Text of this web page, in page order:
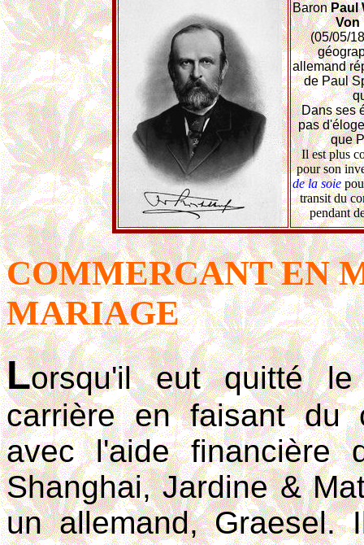
BaronPaul
Von
(05/05/
allemand
de Paul
Dans ses
pas
que
Il est plus
pour son
de la soie
transit du
pendant
COMMERCANT EN
MARIAGE
Lorsqu'il eut quitté
carrière en faisant du
avec l'aide financière
Shanghai, Jardine &
un allemand, Graesel.